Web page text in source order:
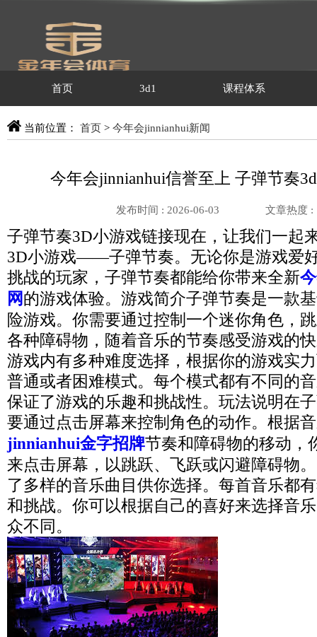
首页 3d1 课程体系
当前位置： 首页 > 今年会jinnianhui新闻
今年会jinnianhui信誉至上 子弹节奏
发布时间 : 2026-06-03 文章热度 :
子弹节奏3D小游戏链接现在，让我们一起
3D小游戏——子弹节奏。无论你是游戏爱
挑战的玩家，子弹节奏都能给你带来全新
网 的游戏体验。游戏简介子弹节奏是一款
险游戏。你需要通过控制一个迷你角色，
各种障碍物，随着音乐的节奏感受游戏的
游戏内有多种难度选择，根据你的游戏实
普通或者困难模式。每个模式都有不同的
保证了游戏的乐趣和挑战性。玩法说明在
要通过点击屏幕来控制角色的动作。根据
jinnianhui金字招牌节奏和障碍物的移动，
来点击屏幕，以跳跃、飞跃或闪避障碍物
了多样的音乐曲目供你选择。每首音乐都
和挑战。你可以根据自己的喜好来选择音
众不同。